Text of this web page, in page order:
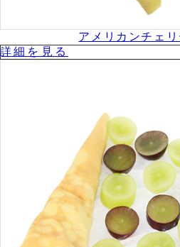
アメリカンチェ
詳細を⾒る